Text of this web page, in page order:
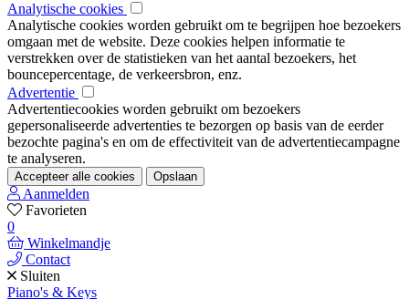
Analytische cookies
Analytische cookies worden gebruikt om te begrijpen hoe bezoekers
omgaan met de website. Deze cookies helpen informatie te
verstrekken over de statistieken van het aantal bezoekers, het
bouncepercentage, de verkeersbron, enz.
Advertentie
Advertentiecookies worden gebruikt om bezoekers
gepersonaliseerde advertenties te bezorgen op basis van de eerder
bezochte pagina's en om de effectiviteit van de advertentiecampagne
te analyseren.
Accepteer alle cookies Opslaan
Aanmelden
Favorieten
0
Winkelmandje
Contact
Sluiten
Piano's & Keys